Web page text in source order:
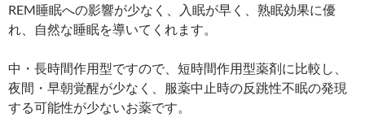
REM睡眠への影響が少なく、入眠が早く、熟眠効果に優
れ、自然な睡眠を導いてくれます。
中・長時間作用型ですので、短時間作用型薬剤に比較し、
夜間・早朝覚醒が少なく、服薬中止時の反跳性不眠の発現
する可能性が少ないお薬です。